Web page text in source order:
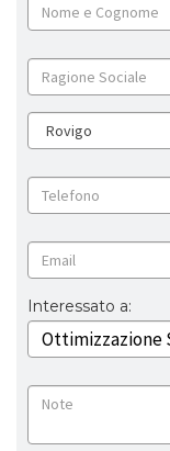
Interessato a: